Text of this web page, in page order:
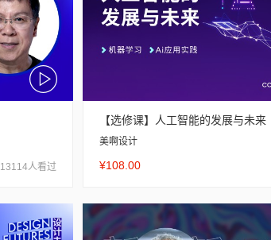
13114人看过
【选修课】人工智能的发展与未来
美啊设计
¥108.00